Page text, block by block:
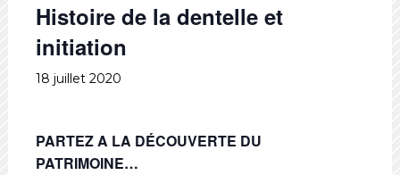
Histoire de la dentelle et
initiation
18 juillet 2020
PARTEZ A LA DÉCOUVERTE DU
PATRIMOINE…